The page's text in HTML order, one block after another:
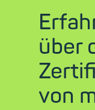
über
von